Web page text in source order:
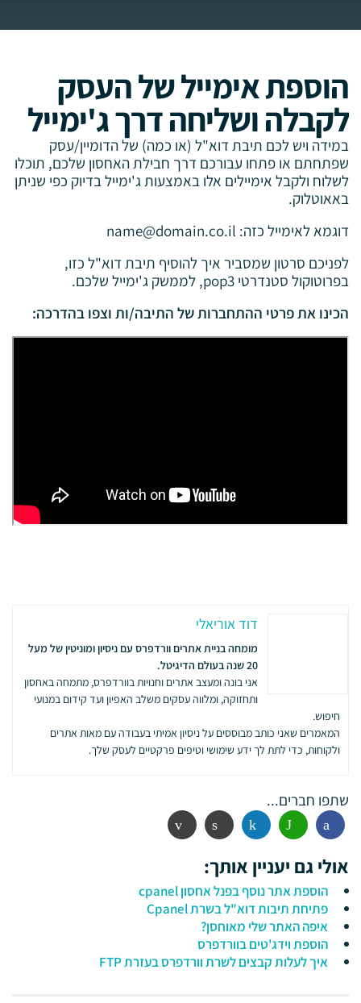
הוספת אימייל של העסק
לקבלה ושליחה דרך ג'ימייל
במידה ויש לכם תיבת דוא"ל (או כמה) של הדומיין/עסק
שפתחתם או פתחו עבורכם דרך חבילת האחסון שלכם, תוכלו
לשלוח ולקבל אימיילים אלו באמצעות ג'ימייל בדיוק כפי שניתן
באאוטלוק.
דוגמא לאימייל כזה:name@domain.co.il
לפניכם סרטון שמסביר איך להוסיף תיבת דוא"ל כזו,
בפרוטוקול סטנדרטי pop3, לממשק ג'ימייל שלכם.
הכינו את פרטי ההתחברות של התיבה/ות וצפו בהדרכה:
דוד אוריאלי
מומחה בניית אתרים וורדפרס עם ניסיון ומוניטין של מעל
20 שנה בעולם הדיגיטל.
אני בונה ומעצב אתרים וחנויות בוורדפרס, מתמחה באחסון
ותחזוקה, ומלווה עסקים משלב האפיון ועד קידום במנועי
חיפוש.
המאמרים שאני כותב מבוססים על ניסיון אמיתי בעבודה עם מאות אתרים
ולקוחות, כדי לתת לך ידע שימושי וטיפים פרקטיים לעסק שלך.
שתפו חברים...
פייסבוק ווטסאפ לינקדין הדפסה אימייל
אולי גם יעניין אותך:
הוספת אתר נוסף בפנל אחסון cpanel
פתיחת תיבות דוא"ל בשרת Cpanel
איפה האתר שלי מאוחסן?
הוספת וידג'טים בוורדפרס
איך לעלות קבצים לשרת וורדפרס בעזרת FTP